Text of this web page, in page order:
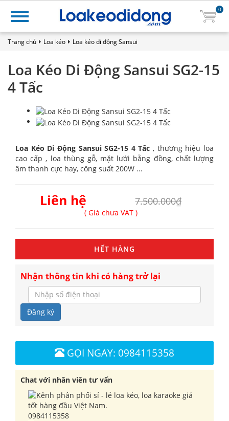
0
Trang chủ Loa kéo Loa kéo di động Sansui
Loa Kéo Di Động Sansui SG2-15
4 Tấc
Loa Kéo Di Động Sansui SG2-15 4 Tấc , thương hiệu loa
cao cấp , loa thùng gỗ, mặt lưới bằng đồng, chất lượng
âm thanh cực hay, công suất 200W ...
Liên hệ 7.500.000₫
( Giá chưa VAT )
HẾT HÀNG
Nhận thông tin khi có hàng trở lại
Đăng ký
GỌI NGAY: 0984115358
Chat với nhân viên tư vấn
0984115358